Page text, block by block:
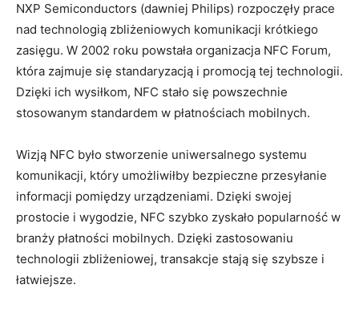
NXP Semiconductors (dawniej Philips) rozpoczęły prace
nad technologią zbliżeniowych komunikacji krótkiego
zasięgu. W 2002 roku powstała organizacja NFC Forum,
która zajmuje się standaryzacją i promocją tej technologii.
Dzięki ich wysiłkom, NFC stało się powszechnie
stosowanym standardem w płatnościach mobilnych.
Wizją NFC było stworzenie uniwersalnego systemu
komunikacji, który umożliwiłby bezpieczne przesyłanie
informacji pomiędzy urządzeniami. Dzięki swojej
prostocie i wygodzie, NFC szybko zyskało popularność w
branży płatności mobilnych. Dzięki zastosowaniu
technologii zbliżeniowej, transakcje stają się szybsze i
łatwiejsze.